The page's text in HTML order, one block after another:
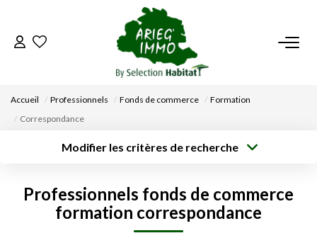
ACCUEIL
VENDRE UN BIEN
DÉPOSEZ VOTRE RECHERCHE
Accueil Professionnels Fonds de commerce
Formation
Correspondance
Modifier les critères de recherche
Sélectionnez...
Type de bien
Professionnels fonds de commerce
formation correspondance